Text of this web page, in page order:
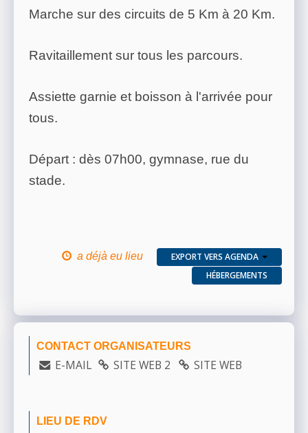
Marche sur des circuits de 5 Km à 20 Km.
Ravitaillement sur tous les parcours.
Assiette garnie et boisson à l'arrivée pour
tous.
Départ : dès 07h00, gymnase, rue du
stade.
a déjà eu lieu
EXPORT VERS AGENDA
HÉBERGEMENTS
CONTACT ORGANISATEURS
E-MAIL SITE WEB 2 SITE WEB
LIEU DE RDV